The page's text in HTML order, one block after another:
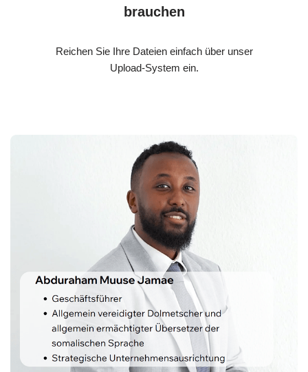
brauchen
Reichen Sie Ihre Dateien einfach über unser
Upload-System ein.